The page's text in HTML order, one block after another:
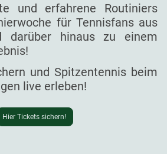
und erfahrene Routiniers
für Tennisfans aus
darüber hinaus zu einem
und Spitzentennis beim
live erleben!
Hier Tickets sichern!